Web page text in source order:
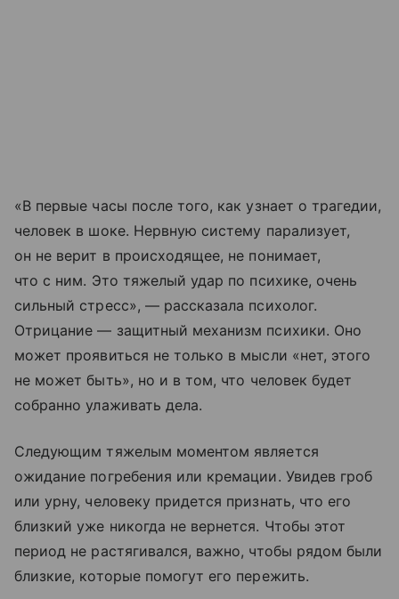
«В первые часы после того, как узнает о трагедии,
человек в шоке. Нервную систему парализует,
он не верит в происходящее, не понимает,
что с ним. Это тяжелый удар по психике, очень
сильный стресс», — рассказала психолог.
Отрицание — защитный механизм психики. Оно
может проявиться не только в мысли «нет, этого
не может быть», но и в том, что человек будет
собранно улаживать дела.
Следующим тяжелым моментом является
ожидание погребения или кремации. Увидев гроб
или урну, человеку придется признать, что его
близкий уже никогда не вернется. Чтобы этот
период не растягивался, важно, чтобы рядом были
близкие, которые помогут его пережить.